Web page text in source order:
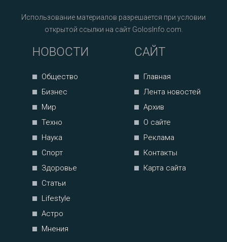
Использование материалов разрешается при условии
открытой ссылки на сайт GolosInfo.com.
НОВОСТИ
Общество
Бизнес
Мир
Техно
Наука
Спорт
Здоровье
Статьи
Lifestyle
Астро
Мнения
САЙТ
Главная
Лента новостей
Архив
О сайте
Реклама
Контакты
Карта сайта